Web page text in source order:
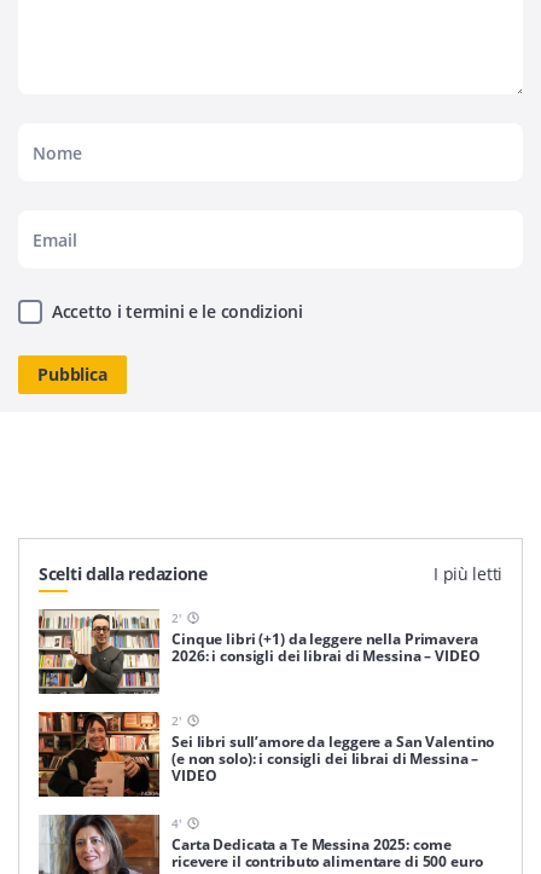
Accetto i termini e le condizioni
Scelti dalla redazione I più letti
2'
Cinque libri (+1) da leggere nella Primavera
2026: i consigli dei librai di Messina – VIDEO
2'
Sei libri sull’amore da leggere a San Valentino
(e non solo): i consigli dei librai di Messina –
VIDEO
4'
Carta Dedicata a Te Messina 2025: come
ricevere il contributo alimentare di 500 euro